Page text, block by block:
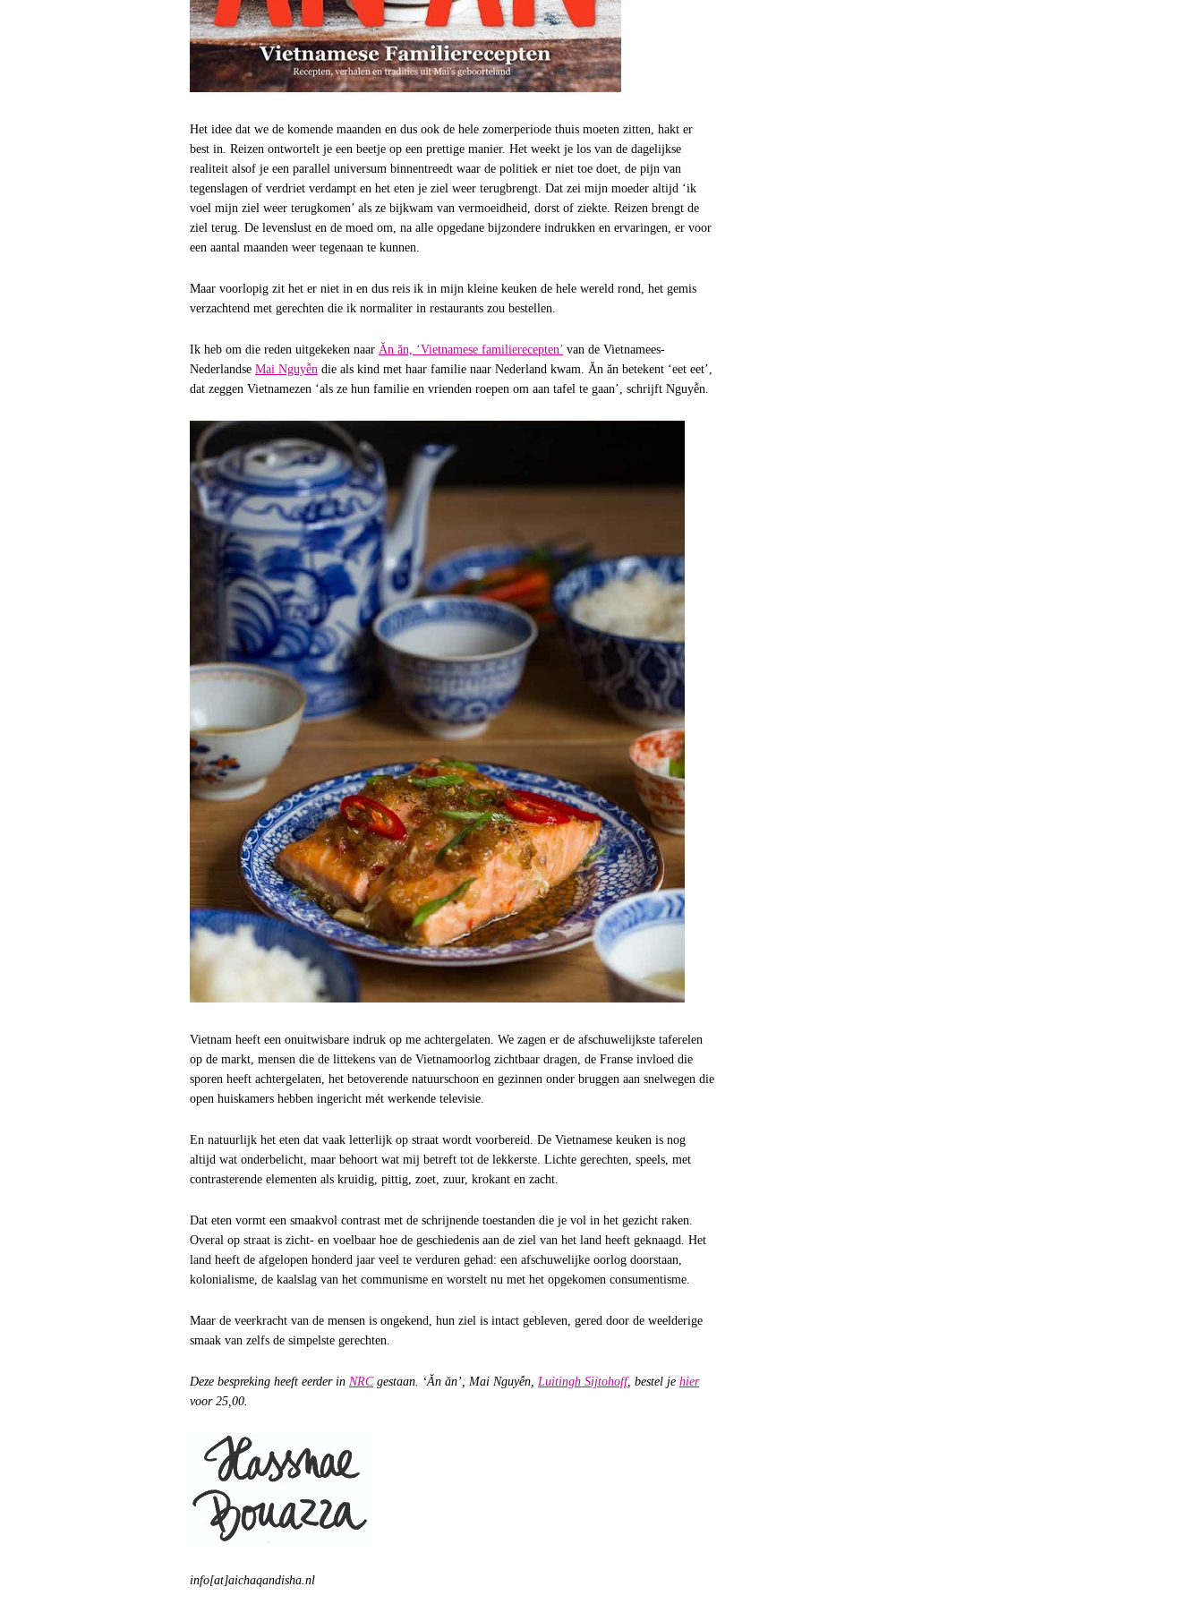
Het idee dat we de komende maanden en dus ook de hele zomerperiode thuis moeten zitten, hakt er
best in. Reizen ontwortelt je een beetje op een prettige manier. Het weekt je los van de dagelijkse
realiteit alsof je een parallel universum binnentreedt waar de politiek er niet toe doet, de pijn van
tegenslagen of verdriet verdampt en het eten je ziel weer terugbrengt. Dat zei mijn moeder altijd ‘ik
voel mijn ziel weer terugkomen’ als ze bijkwam van vermoeidheid, dorst of ziekte. Reizen brengt de
ziel terug. De levenslust en de moed om, na alle opgedane bijzondere indrukken en ervaringen, er voor
een aantal maanden weer tegenaan te kunnen.
Maar voorlopig zit het er niet in en dus reis ik in mijn kleine keuken de hele wereld rond, het gemis
verzachtend met gerechten die ik normaliter in restaurants zou bestellen.
Ik heb om die reden uitgekeken naar Ăn ăn, ‘Vietnamese familierecepten’ van de Vietnamees-
Nederlandse Mai Nguyễn die als kind met haar familie naar Nederland kwam. Ăn ăn betekent ‘eet eet’,
dat zeggen Vietnamezen ‘als ze hun familie en vrienden roepen om aan tafel te gaan’, schrijft Nguyễn.
Vietnam heeft een onuitwisbare indruk op me achtergelaten. We zagen er de afschuwelijkste taferelen
op de markt, mensen die de littekens van de Vietnamoorlog zichtbaar dragen, de Franse invloed die
sporen heeft achtergelaten, het betoverende natuurschoon en gezinnen onder bruggen aan snelwegen die
open huiskamers hebben ingericht mét werkende televisie.
En natuurlijk het eten dat vaak letterlijk op straat wordt voorbereid. De Vietnamese keuken is nog
altijd wat onderbelicht, maar behoort wat mij betreft tot de lekkerste. Lichte gerechten, speels, met
contrasterende elementen als kruidig, pittig, zoet, zuur, krokant en zacht.
Dat eten vormt een smaakvol contrast met de schrijnende toestanden die je vol in het gezicht raken.
Overal op straat is zicht- en voelbaar hoe de geschiedenis aan de ziel van het land heeft geknaagd. Het
land heeft de afgelopen honderd jaar veel te verduren gehad: een afschuwelijke oorlog doorstaan,
kolonialisme, de kaalslag van het communisme en worstelt nu met het opgekomen consumentisme.
Maar de veerkracht van de mensen is ongekend, hun ziel is intact gebleven, gered door de weelderige
smaak van zelfs de simpelste gerechten.
Deze bespreking heeft eerder in NRCgestaan. ‘Ăn ăn’, Mai Nguyễn, Luitingh Sijtohoff, bestel je hier
voor 25,00.
info[at]aichaqandisha.nl